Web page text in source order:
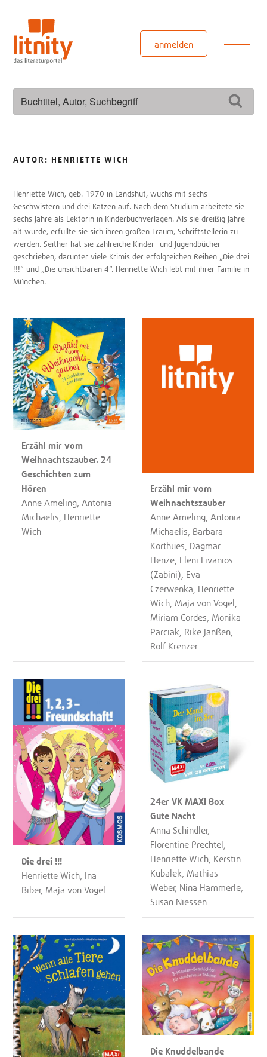
springen
anmelden
AUTOR: HENRIETTE WICH
Henriette Wich, geb. 1970 in Landshut, wuchs mit sechs
Geschwistern und drei Katzen auf. Nach dem Studium arbeitete sie
sechs Jahre als Lektorin in Kinderbuchverlagen. Als sie dreißig Jahre
alt wurde, erfüllte sie sich ihren großen Traum, Schriftstellerin zu
werden. Seither hat sie zahlreiche Kinder- und Jugendbücher
geschrieben, darunter viele Krimis der erfolgreichen Reihen „Die drei
!!!“ und „Die unsichtbaren 4“. Henriette Wich lebt mit ihrer Familie in
München.
Erzähl mir vom
Weihnachtszauber. 24
Geschichten zum
Hören
Anne Ameling, Antonia
Michaelis, Henriette
Wich
Erzähl mir vom
Weihnachtszauber
Anne Ameling, Antonia
Michaelis, Barbara
Korthues, Dagmar
Henze, Eleni Livanios
(Zabini), Eva
Czerwenka, Henriette
Wich, Maja von Vogel,
Miriam Cordes, Monika
Parciak, Rike Janßen,
Rolf Krenzer
Die drei !!!
Henriette Wich, Ina
Biber, Maja von Vogel
24er VK MAXI Box
Gute Nacht
Anna Schindler,
Florentine Prechtel,
Henriette Wich, Kerstin
Kubalek, Mathias
Weber, Nina Hammerle,
Susan Niessen
Die Knuddelbande